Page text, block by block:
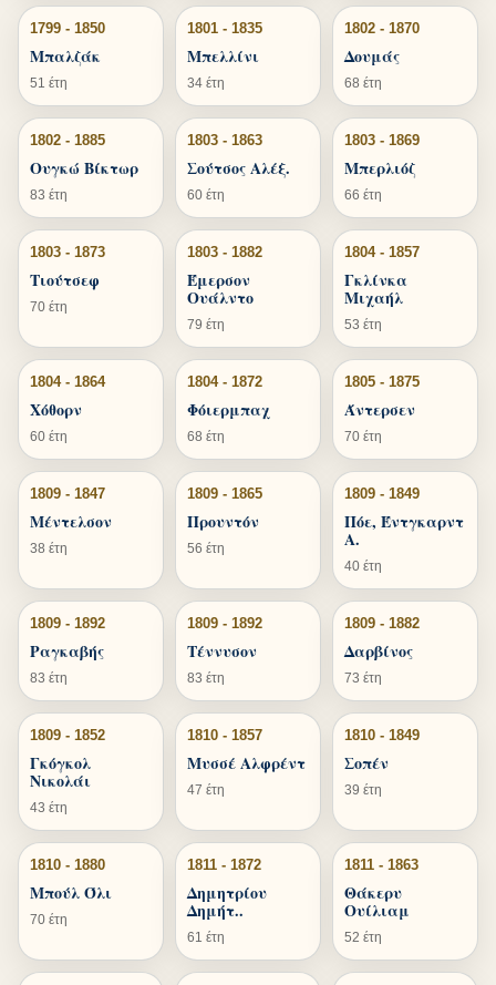
1799 - 1850
Μπαλζάκ
51 έτη
1801 - 1835
Μπελλίνι
34 έτη
1802 - 1870
Δουμάς
68 έτη
1802 - 1885
Ουγκώ Βίκτωρ
83 έτη
1803 - 1863
Σούτσος Αλέξ.
60 έτη
1803 - 1869
Μπερλιόζ
66 έτη
1803 - 1873
Τιούτσεφ
70 έτη
1803 - 1882
Έμερσον
Ουάλντο
79 έτη
1804 - 1857
Γκλίνκα
Μιχαήλ
53 έτη
1804 - 1864
Χόθορν
60 έτη
1804 - 1872
Φόιερμπαχ
68 έτη
1805 - 1875
Άντερσεν
70 έτη
1809 - 1847
Μέντελσον
38 έτη
1809 - 1865
Προυντόν
56 έτη
1809 - 1849
Πόε, Έντγκαρντ
Α.
40 έτη
1809 - 1892
Ραγκαβής
83 έτη
1809 - 1892
Τέννυσον
83 έτη
1809 - 1882
Δαρβίνος
73 έτη
1809 - 1852
Γκόγκολ
Νικολάι
43 έτη
1810 - 1857
Μυσσέ Αλφρέντ
47 έτη
1810 - 1849
Σοπέν
39 έτη
1810 - 1880
Μπούλ Όλι
70 έτη
1811 - 1872
Δημητρίου
Δημήτ..
61 έτη
1811 - 1863
Θάκερυ
Ουίλιαμ
52 έτη